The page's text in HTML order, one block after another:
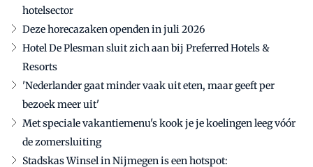
hotelsector
Deze horecazaken openden in juli 2026
Hotel De Plesman sluit zich aan bij Preferred Hotels &
Resorts
'Nederlander gaat minder vaak uit eten, maar geeft per
bezoek meer uit'
Met speciale vakantiemenu's kook je je koelingen leeg vóór
de zomersluiting
Stadskas Winsel in Nijmegen is een hotspot: